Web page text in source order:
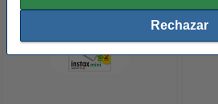
Rechazar